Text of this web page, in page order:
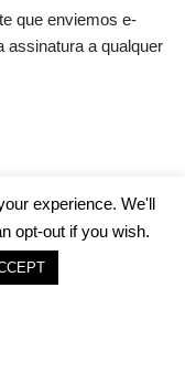
que enviemos e-
assinatura a qualquer
experience. We'll
opt-out if you wish.